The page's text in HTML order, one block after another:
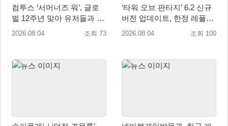
컴투스 ‘서머너즈 워’, 글로
벌 12주년 맞아 유저들과 함
께 ‘소환사의 숲’ 조성
2026.08.04 조회 73
‘타워 오브 판타지’ 6.2 신규
버전 업데이트, 한정 레플리
카 ‘겔피인’ 등장
2026.08.04 조회 100